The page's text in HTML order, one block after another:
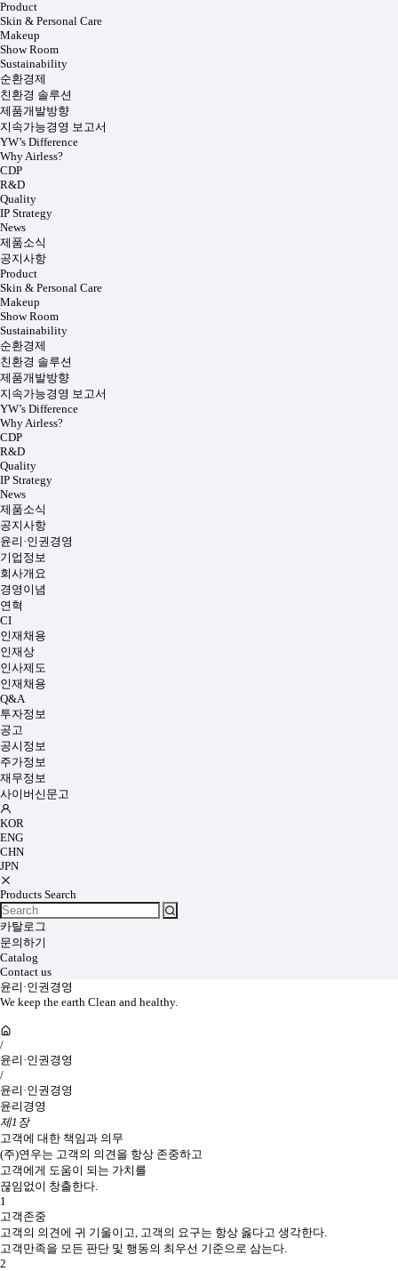
Product
Skin & Personal Care
Makeup
Show Room
Sustainability
순환경제
친환경 솔루션
제품개발방향
지속가능경영 보고서
YW’s Difference
Why Airless?
CDP
R&D
Quality
IP Strategy
News
제품소식
공지사항
Product
Skin & Personal Care
Makeup
Show Room
Sustainability
순환경제
친환경 솔루션
제품개발방향
지속가능경영 보고서
YW’s Difference
Why Airless?
CDP
R&D
Quality
IP Strategy
News
제품소식
공지사항
윤리·인권경영
기업정보
회사개요
경영이념
연혁
CI
인재채용
인재상
인사제도
인재채용
Q&A
투자정보
공고
공시정보
주가정보
재무정보
사이버신문고
KOR
ENG
CHN
JPN
Products Search
카탈로그
문의하기
Catalog
Contact us
윤리·인권경영
We keep the earth Clean and healthy.
/
윤리·인권경영
/
윤리·인권경영
윤리경영
제1장
고객에 대한 책임과 의무
(주)연우는 고객의 의견을 항상 존중하고
고객에게 도움이 되는 가치를
끊임없이 창출한다.
1
고객존중
고객의 의견에 귀 기울이고, 고객의 요구는 항상 옳다고 생각한다.
고객만족을 모든 판단 및 행동의 최우선 기준으로 삼는다.
2